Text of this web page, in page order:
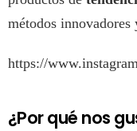
métodos
https://
¿Por qué nos